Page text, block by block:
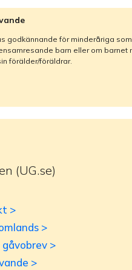
godkännande för minderåriga
barn eller om barnet
förälder/föräldrar.
(UG.se)
>
>
>
>